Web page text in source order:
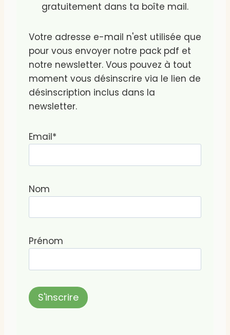
gratuitement dans ta boîte mail.
Votre adresse e-mail n'est utilisée que
pour vous envoyer notre pack pdf et
notre newsletter. Vous pouvez à tout
moment vous désinscrire via le lien de
désinscription inclus dans la
newsletter.
Email*
Nom
Prénom